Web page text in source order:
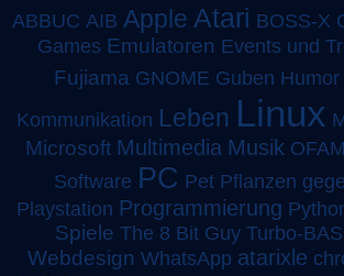
ABBUC AIB Apple Atari BOSS-X
Games Emulatoren Events und
Fujiama GNOME Guben Humor
Kommunikation Leben Linux
Microsoft Multimedia Musik OFAM
Software PC Pet Pflanzen
Playstation Programmierung
Spiele The 8 Bit Guy Turbo-
Webdesign WhatsApp atarixle